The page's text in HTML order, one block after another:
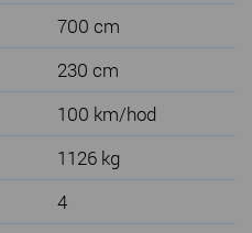
700 cm
230 cm
100 km/hod
1126 kg
4